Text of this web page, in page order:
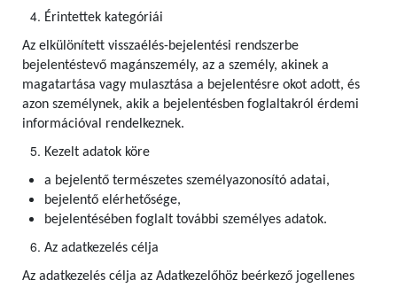
Érintettek kategóriái
Az elkülönített visszaélés-bejelentési rendszerbe
bejelentéstevő magánszemély, az a személy, akinek a
magatartása vagy mulasztása a bejelentésre okot adott, és
azon személynek, akik a bejelentésben foglaltakról érdemi
információval rendelkeznek.
Kezelt adatok köre
a bejelentő természetes személyazonosító adatai,
bejelentő elérhetősége,
bejelentésében foglalt további személyes adatok.
Az adatkezelés célja
Az adatkezelés célja az Adatkezelőhöz beérkező jogellenes